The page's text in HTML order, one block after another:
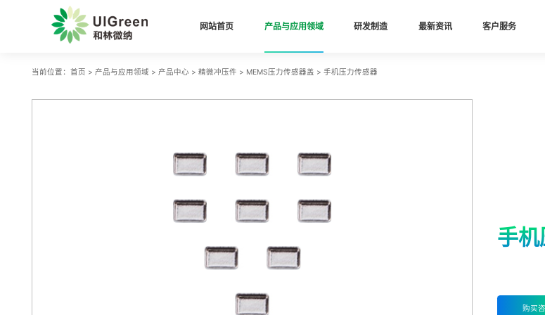
网站首页 产品与应用领域 研发制造 最新资讯 客户服务
当前位置： 首页 > 产品与应用领域 > 产品中心 > 精微冲压件 > MEMS压力传感器盖 > 手机压力传感器
手
购买